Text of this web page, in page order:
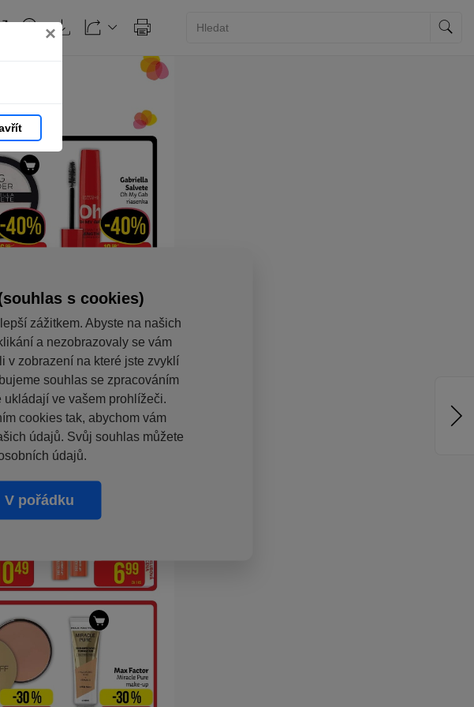
×
s cookies)
zážitkem. Abyste na našich
a nezobrazovaly se vám
v zobrazení na které jste zvyklí
souhlas se zpracováním
ve vašem prohlížeči.
cookies tak, abychom vám
údajů. Svůj souhlas můžete
údajů.
V pořádku